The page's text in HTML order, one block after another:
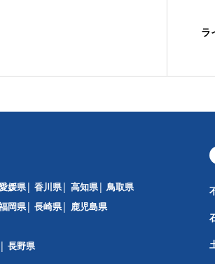
ラ
媛県 香川県 高知県
鳥取県
岡県 長崎県
鹿児島県
長野県